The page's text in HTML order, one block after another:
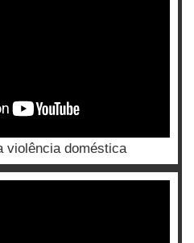
violência doméstica